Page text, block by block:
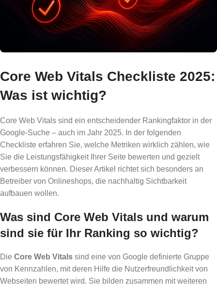
Core Web Vitals Checkliste 2025:
Was ist wichtig?
Core Web Vitals sind ein entscheidender Rankingfaktor in der
Google-Suche – auch im Jahr 2025. In der folgenden
Checkliste erfahren Sie, welche Metriken wirklich zählen, wie
Sie die Leistungsfähigkeit Ihrer Seite bewerten und gezielt
verbessern können. Dieser Artikel richtet sich besonders an
Betreiber von Onlineshops, die nachhaltig Sichtbarkeit
aufbauen wollen.
Was sind Core Web Vitals und warum
sind sie für Ihr Ranking so wichtig?
Die Core Web Vitals sind eine von Google definierte Gruppe
von Kennzahlen, mit deren Hilfe die Nutzerfreundlichkeit von
Webseiten bewertet wird. Sie bilden zusammen mit weiteren